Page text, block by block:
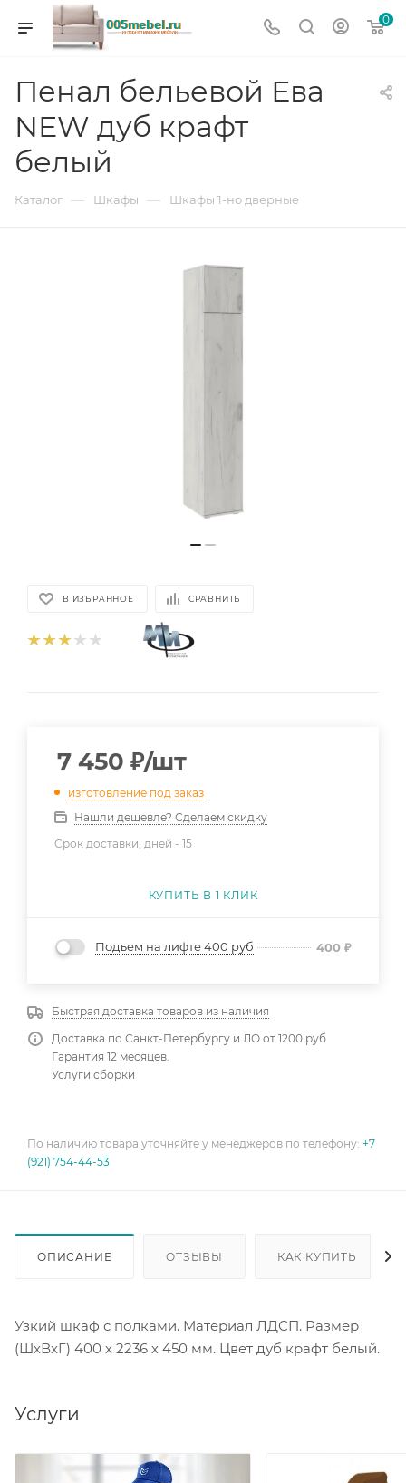
0
Пенал бельевой Ева
NEW дуб крафт
белый
Каталог — Шкафы — Шкафы 1-но дверные
В ИЗБРАННОЕ СРАВНИТЬ
7 450 ₽/шт
изготовление под заказ
Нашли дешевле? Сделаем скидку
Срок доставки, дней - 15
КУПИТЬ В 1 КЛИК
Подъем на лифте 400 руб 400 ₽
Быстрая доставка товаров из наличия
Доставка по Санкт-Петербургу и ЛО от 1200 руб
Гарантия 12 месяцев.
Услуги сборки
По наличию товара уточняйте у менеджеров по телефону: +7
(921) 754-44-53
ОПИСАНИЕ ОТЗЫВЫ КАК КУПИТЬ
Узкий шкаф с полками. Материал ЛДСП. Размер
(ШхВхГ) 400 х 2236 х 450 мм. Цвет дуб крафт белый.
Услуги